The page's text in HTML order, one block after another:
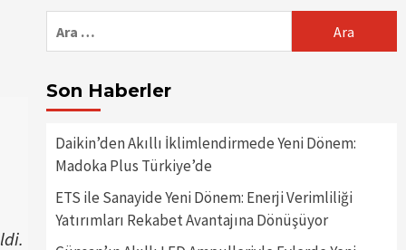
Son Haberler
Daikin’den Akıllı İklimlendirmede Yeni Dönem:
Madoka Plus Türkiye’de
ETS ile Sanayide Yeni Dönem: Enerji Verimliliği
Yatırımları Rekabet Avantajına Dönüşüyor